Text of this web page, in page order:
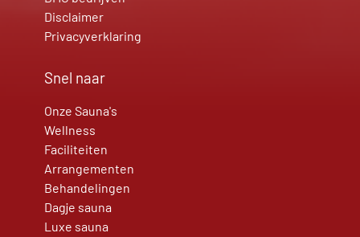
Disclaimer
Privacyverklaring
Snel naar
Onze Sauna's
Wellness
Faciliteiten
Arrangementen
Behandelingen
Dagje sauna
Luxe sauna